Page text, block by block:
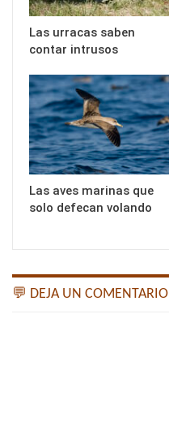
Las urracas saben
contar intrusos
Las aves marinas que
solo defecan volando
💬 DEJA UN COMENTARIO